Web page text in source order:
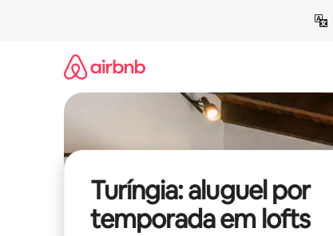
Turíngia: aluguel por
temporada em lofts